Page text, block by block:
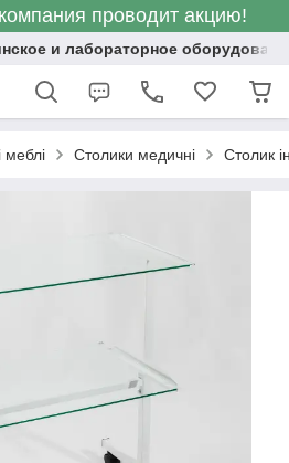
проводит акцию!
и лабораторное
меблі Столики медичні Столик